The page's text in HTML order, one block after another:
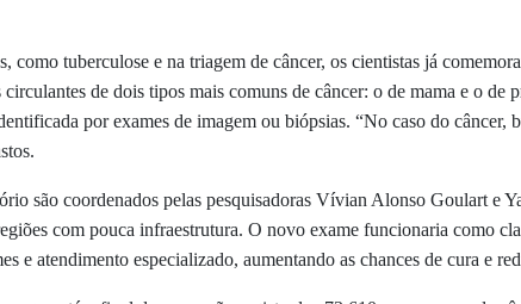
como tuberculose e na triagem de câncer, os cientistas já
de dois tipos mais comuns de câncer: o de mama e o de
por exames de imagem ou biópsias. “No caso do câncer,
são coordenados pelas pesquisadoras Vívian Alonso Goulart
com pouca infraestrutura. O novo exame funcionaria como
e atendimento especializado, aumentando as chances de cura e